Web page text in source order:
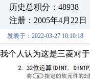
历史总积分：48938
注册：2005年4月22日
发表于：2022-03-27 10:10:18
我个人认为这是三菱对